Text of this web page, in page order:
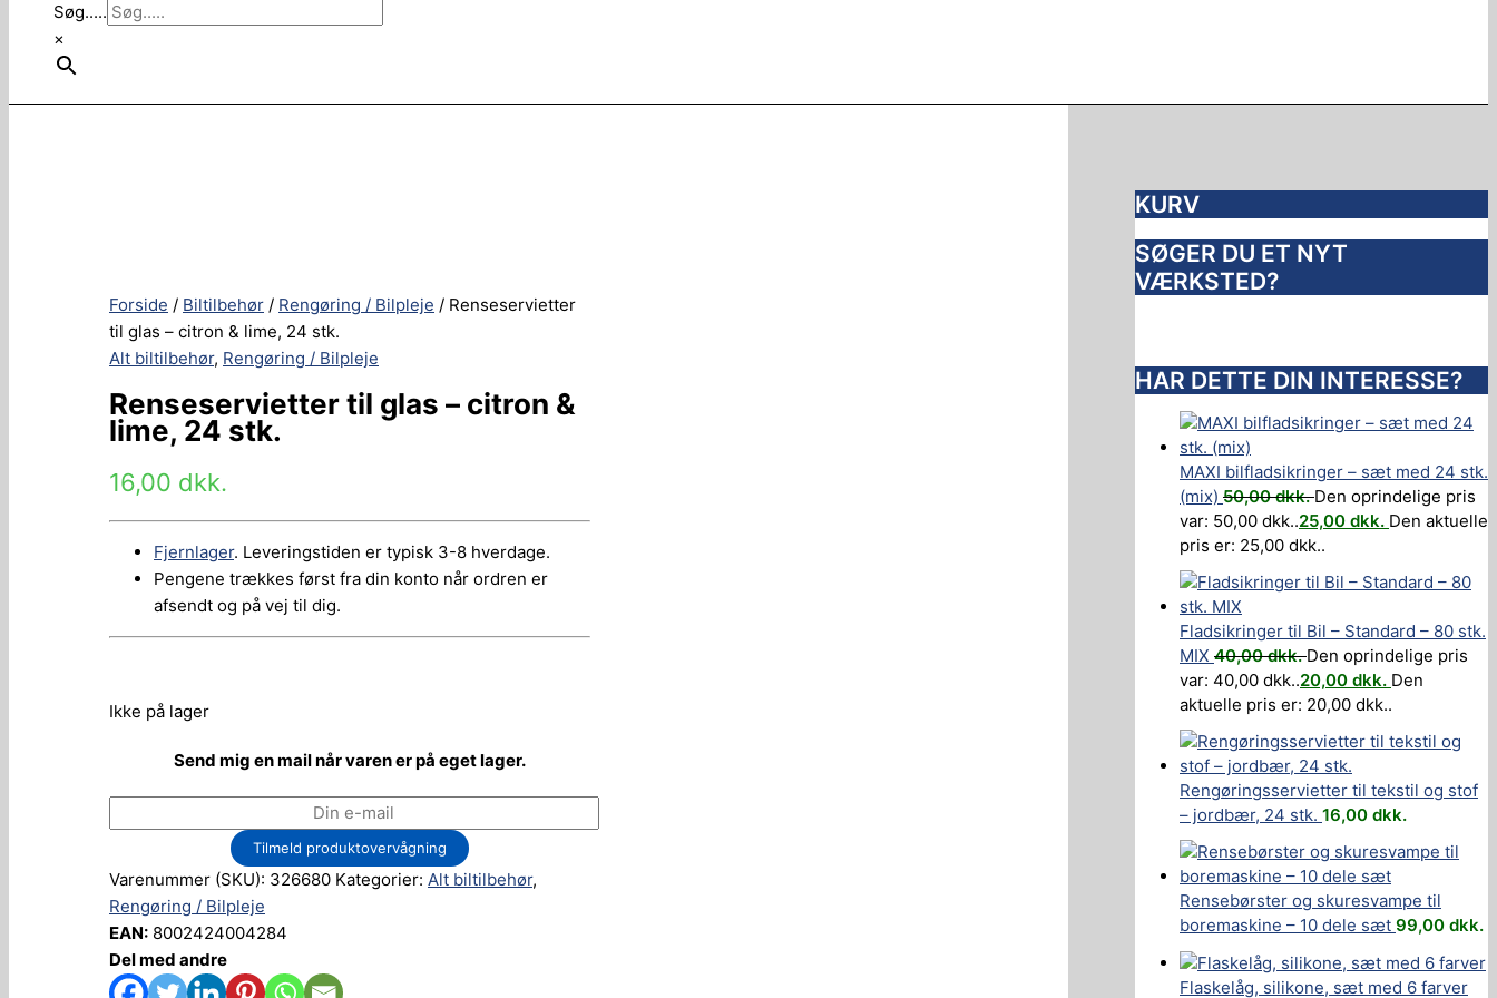
Søg.....
×
Forside / Biltilbehør / Rengøring / Bilpleje / Renseservietter
til glas – citron & lime, 24 stk.
Alt biltilbehør, Rengøring / Bilpleje
Renseservietter til glas – citron &
lime, 24 stk.
16,00 dkk.
Fjernlager. Leveringstiden er typisk 3-8 hverdage.
Pengene trækkes først fra din konto når ordren er
afsendt og på vej til dig.
Ikke på lager
Send mig en mail når varen er på eget lager.
Tilmeld produktovervågning
Varenummer (SKU): 326680 Kategorier: Alt biltilbehør,
Rengøring / Bilpleje
EAN: 8002424004284
Del med andre
KURV
SØGER DU ET NYT
VÆRKSTED?
HAR DETTE DIN INTERESSE?
MAXI bilfladsikringer – sæt med 24 stk.
(mix) 50,00dkk.Den oprindelige pris
var: 50,00 dkk..25,00 dkk. Den aktuelle
pris er: 25,00 dkk..
Fladsikringer til Bil – Standard – 80 stk.
MIX 40,00dkk.Den oprindelige pris
var: 40,00 dkk..20,00 dkk. Den
aktuelle pris er: 20,00 dkk..
Rengøringsservietter til tekstil og stof
– jordbær, 24 stk. 16,00 dkk.
Rensebørster og skuresvampe til
boremaskine – 10 dele sæt 99,00 dkk.
Flaskelåg, silikone, sæt med 6 farver